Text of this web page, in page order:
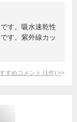
す。吸水速乾性
す。紫外線カッ
すめコメント (1 件) >